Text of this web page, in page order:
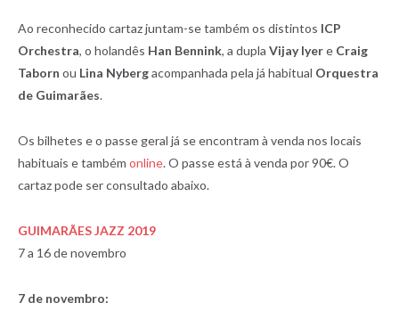
Ao reconhecido cartaz juntam-se também os distintos ICP
Orchestra, o holandês Han Bennink, a dupla Vijay Iyere Craig
Taborn ou Lina Nybergacompanhada pela já habitual Orquestra
de Guimarães.
Os bilhetes e o passe geral já se encontram à venda nos locais
habituais e também online. O passe está à venda por 90€. O
cartaz pode ser consultado abaixo.
GUIMARÃES JAZZ 2019
7 a 16 de novembro
7 de novembro: